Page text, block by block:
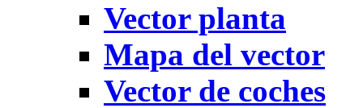
Vector planta
Mapa del vector
Vector de coches